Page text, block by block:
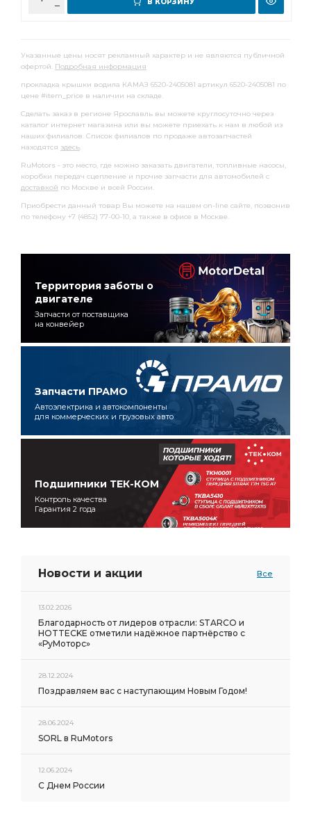
Указанные цены носят рекламный характер и не являются публичной
офертой. Подробная информация
прокладка крышки водила КАМАЗ 6520-2405081 артикул 6520-2405081 по
цене #item_price в наличии на складе.
Сделать заказ в регионе Ярославль вы можете круглосуточно через
каталог интернет магазина или вы можете приехать к нам в любой из
наших филиалов. Список филиалов по продаже автозапчастей
находятся здесь.
RuMotors - это место, где можно заказать двигатели, топливные насосы,
коробки передач сцепление и прочие запчасти для автомобилей с
доставкой по Москве и всей России.
Приобрести данный товар Вы можете на нашем on-line сайте, позвонив
по телефону +7 (4852) 77-00-10, а также в офисе в Москве.
Территория заботы о
двигателе
Запчасти от поставщика
на конвейер
Запчасти ПРАМО
Автоэлектрика и автокомпоненты
для коммерческих и грузовых авто
Подшипники ТЕК-КОМ
Контроль качества
Гарантия 2 года
Новости и акции Все
13.02.2026
Благодарность от лидеров отрасли: STARCO и
HOTTECKE отметили надёжное партнёрство с
«РуМоторс»
28.12.2024
Поздравляем вас с наступающим Новым Годом!
28.06.2024
SORL в RuMotors
12.06.2024
С Днем России